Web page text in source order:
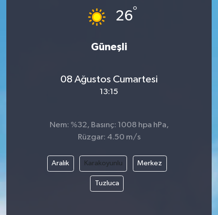
26°
Güneşli
08 Ağustos Cumartesi
13:15
Nem: %32, Basınç: 1008 hpa hPa,
Rüzgar: 4.50 m/s
Aralık Karakoyunlu Merkez
Tuzluca